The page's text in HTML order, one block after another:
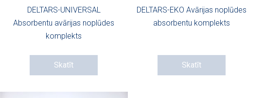
DELTARS-UNIVERSAL
Absorbentu avārijas noplūdes
komplekts
Skatīt
DELTARS-EKO Avārijas noplūdes
absorbentu komplekts
Skatīt